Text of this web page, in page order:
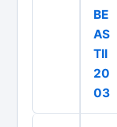
BE
AS
TII
20
03